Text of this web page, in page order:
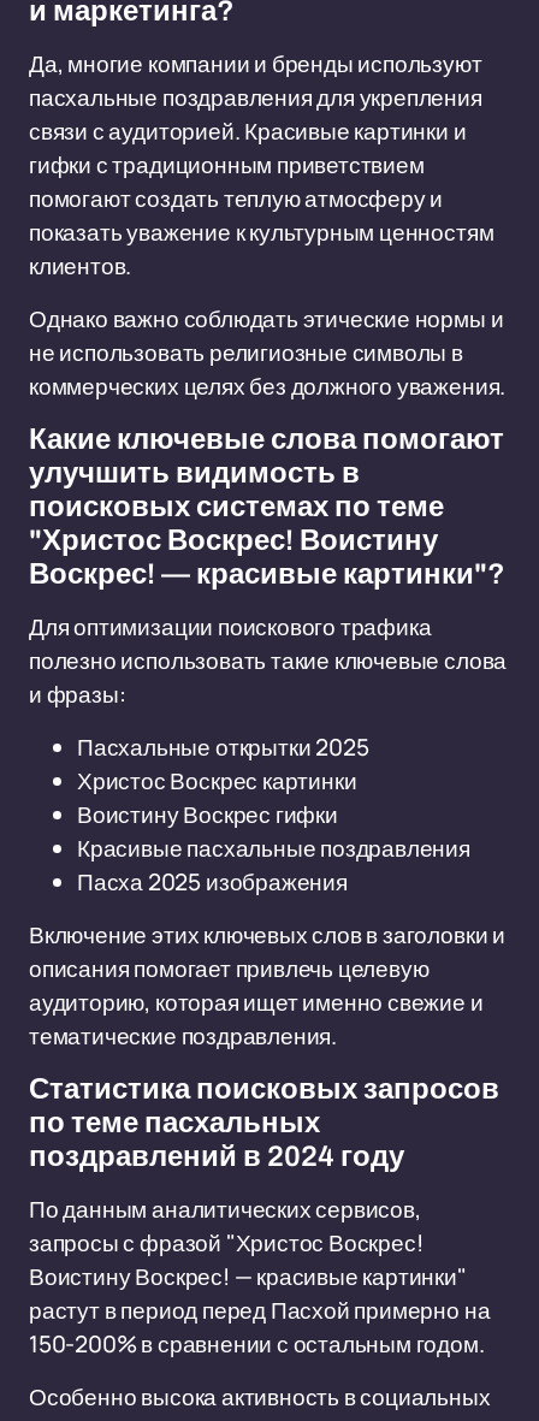
и маркетинга?
Да, многие компании и бренды используют
пасхальные поздравления для укрепления
связи с аудиторией. Красивые картинки и
гифки с традиционным приветствием
помогают создать теплую атмосферу и
показать уважение к культурным ценностям
клиентов.
Однако важно соблюдать этические нормы и
не использовать религиозные символы в
коммерческих целях без должного уважения.
Какие ключевые слова помогают
улучшить видимость в
поисковых системах по теме
"Христос Воскрес! Воистину
Воскрес! — красивые картинки"?
Для оптимизации поискового трафика
полезно использовать такие ключевые слова
и фразы:
Пасхальные открытки 2025
Христос Воскрес картинки
Воистину Воскрес гифки
Красивые пасхальные поздравления
Пасха 2025 изображения
Включение этих ключевых слов в заголовки и
описания помогает привлечь целевую
аудиторию, которая ищет именно свежие и
тематические поздравления.
Статистика поисковых запросов
по теме пасхальных
поздравлений в 2024 году
По данным аналитических сервисов,
запросы с фразой "Христос Воскрес!
Воистину Воскрес! — красивые картинки"
растут в период перед Пасхой примерно на
150-200% в сравнении с остальным годом.
Особенно высока активность в социальных